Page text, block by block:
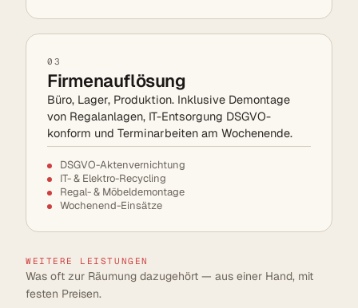
03
Firmenauflösung
Büro, Lager, Produktion. Inklusive Demontage
von Regalanlagen, IT-Entsorgung DSGVO-
konform und Terminarbeiten am Wochenende.
DSGVO-Aktenvernichtung
IT- & Elektro-Recycling
Regal- & Möbeldemontage
Wochenend-Einsätze
WEITERE LEISTUNGEN
Was oft zur Räumung dazugehört — aus einer Hand, mit
festen Preisen.